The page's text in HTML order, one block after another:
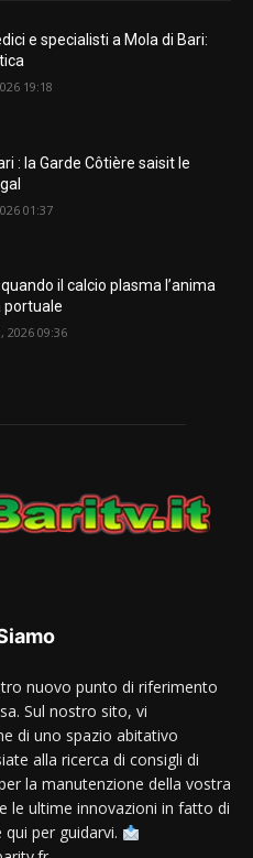
e specialisti a Mola di Bari:
19:18
: la Garde Côtière saisit le
01:37
il calcio plasma l’anima
portuale
2026 09:36
nuovo punto di riferimento
Sul nostro sito, vi
di uno spazio abitativo
alla ricerca di consigli di
la manutenzione della vostra
le ultime innovazioni in fatto di
per guidarvi.